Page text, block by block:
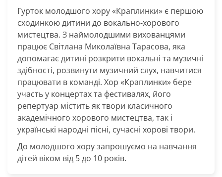
Гурток молодшого хору «Краплинки» є першою
сходинкою дитини до вокально-хорового
мистецтва. З наймолодшими вихованцями
працює Світлана Миколаївна Тарасова, яка
допомагає дитині розкрити вокальні та музичні
здібності, розвинути музичний слух, навчитися
працювати в команді. Хор «Краплинки» бере
участь у концертах та фестивалях, його
репертуар містить як твори класичного
академічного хорового мистецтва, так і
українські народні пісні, сучасні хорові твори.
До молодшого хору запрошуємо на навчання
дітей віком від 5 до 10 років.